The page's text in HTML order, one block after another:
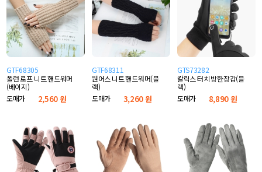
GTF68305
폴런 로프 니트 핸드워머
(베이지)
도매가
2,560 원
GTF68311
원어스 니트 핸드워머(블
랙)
도매가
3,260 원
GTS73282
칼릭스 터치 방한장갑(블
랙)
도매가
8,890 원